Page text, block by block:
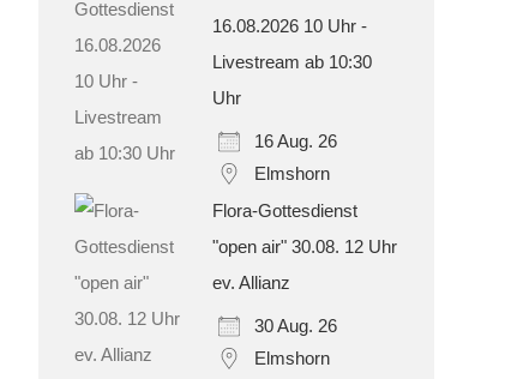
16.08.2026 10 Uhr -
Livestream ab 10:30
Uhr
16 Aug. 26
Elmshorn
Flora-Gottesdienst
"open air" 30.08. 12 Uhr
ev. Allianz
30 Aug. 26
Elmshorn